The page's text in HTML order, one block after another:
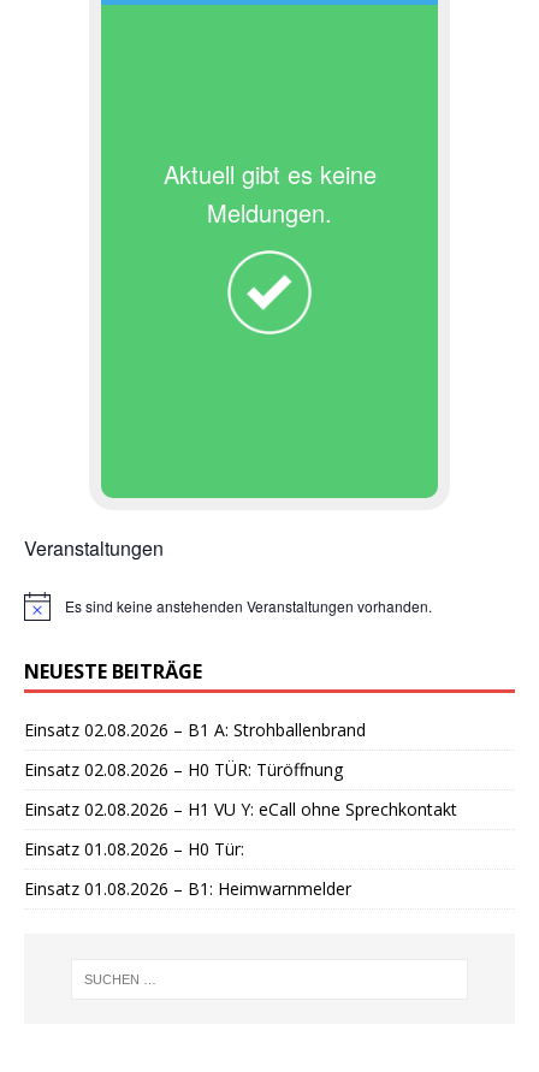
Aktuell gibt es keine
Meldungen.
Veranstaltungen
H
w
e
s
Es sind keine anstehenden Veranstaltungen vorhanden.
NEUESTE BEITRÄGE
Einsatz 02.08.2026 – B1 A: Strohballenbrand
Einsatz 02.08.2026 – H0 TÜR: Türöffnung
Einsatz 02.08.2026 – H1 VU Y: eCall ohne Sprechkontakt
Einsatz 01.08.2026 – H0 Tür:
Einsatz 01.08.2026 – B1: Heimwarnmelder